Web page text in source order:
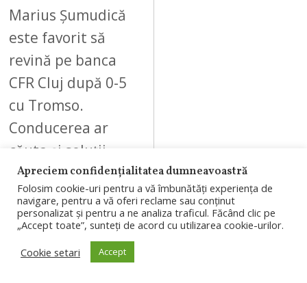
Marius Șumudică
este favorit să
revină pe banca
CFR Cluj după 0-5
cu Tromso.
Conducerea ar
căuta și soluții
pentru plecarea
a…
Apreciem confidențialitatea dumneavoastră
Folosim cookie-uri pentru a vă îmbunătăți experiența de
navigare, pentru a vă oferi reclame sau conținut
personalizat și pentru a ne analiza traficul. Făcând clic pe
„Accept toate”, sunteți de acord cu utilizarea cookie-urilor.
Cookie setari
Accept